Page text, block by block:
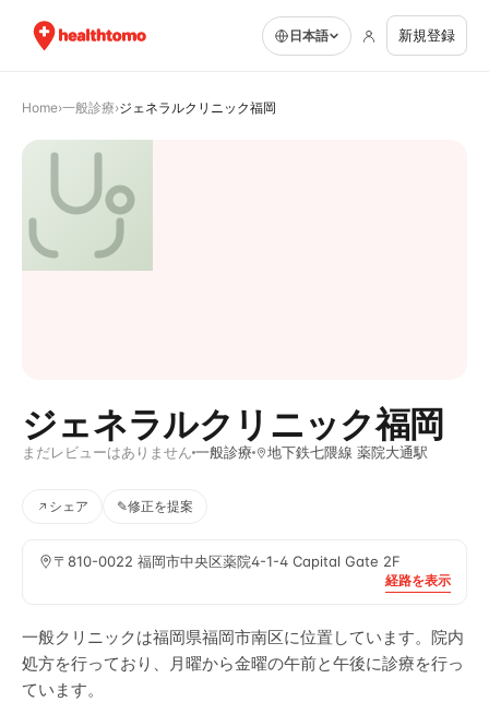
日本語 新規登録
Home›一般診療›ジェネラルクリニック福岡
ジェネラルクリニック福岡
まだレビューはありません 一般診療 地下鉄七隈線 薬院大通駅
シェア ✎修正を提案
〒810-0022 福岡市中央区薬院4-1-4 Capital Gate 2F
経路を表示
一般クリニックは福岡県福岡市南区に位置しています。院内
処方を行っており、月曜から金曜の午前と午後に診療を行っ
ています。